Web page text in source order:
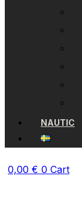
NAUTIC
0,00 € 0 Cart